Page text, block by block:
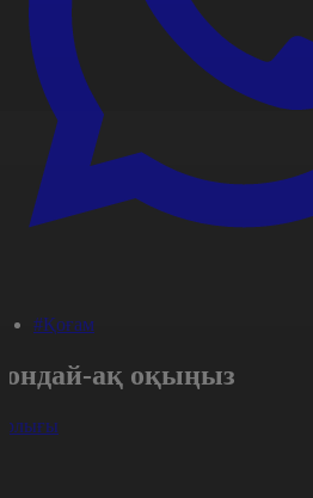
#Қоғам
ақ оқыңыз